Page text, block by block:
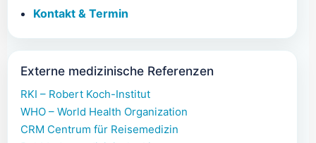
Kontakt & Termin
Externe medizinische Referenzen
RKI – Robert Koch-Institut
WHO – World Health Organization
CRM Centrum für Reisemedizin